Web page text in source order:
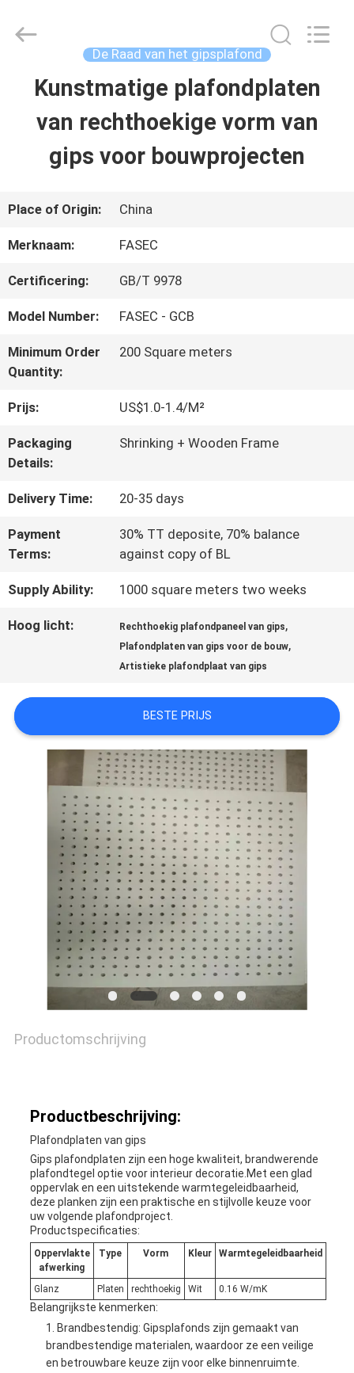
HUIS
PRODUCTEN
ONGEVEER
ONS
FABRIEKSREIS
KWALITEITSCONTROLE
CONTACTEER
ONS
NIEUWS
GEVALLEN
VERZOEK
SITEMAP
PRIVACY
POLICY
Hangzhou
FASEC
De Raad van het gipsplafond
Kunstmatige plafondplaten
van rechthoekige vorm van
gips voor bouwprojecten
Place of Origin: China
Merknaam: FASEC
Certificering: GB/T 9978
Model Number: FASEC - GCB
Minimum Order
Quantity:
200 Square meters
Prijs: US$1.0-1.4/M²
Packaging
Details:
Shrinking + Wooden Frame
Delivery Time: 20-35 days
Payment
Terms:
30% TT deposite, 70% balance
against copy of BL
Supply Ability: 1000 square meters two weeks
Hoog licht: Rechthoekig plafondpaneel van gips,
Plafondplaten van gips voor de bouw,
Artistieke plafondplaat van gips
BESTE PRIJS
Productomschrijving
Productbeschrijving:
Plafondplaten van gips
Gips plafondplaten zijn een hoge kwaliteit, brandwerende
plafondtegel optie voor interieur decoratie.Met een glad
oppervlak en een uitstekende warmtegeleidbaarheid,
deze planken zijn een praktische en stijlvolle keuze voor
uw volgende plafondproject.
Productspecificaties:
Oppervlakte
afwerking
Type Vorm Kleur Warmtegeleidbaarheid
Glanz Platen rechthoekig Wit 0.16 W/mK
Belangrijkste kenmerken:
Brandbestendig: Gipsplafonds zijn gemaakt van
brandbestendige materialen, waardoor ze een veilige
en betrouwbare keuze zijn voor elke binnenruimte.